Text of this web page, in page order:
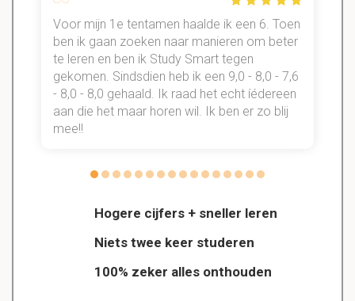
Hogere cijfers + sneller leren
Niets twee keer studeren
100% zeker alles onthouden
Voor mijn 1e tentamen haalde ik een 6. Toen
ben ik gaan zoeken naar manieren om beter
te leren en ben ik Study Smart tegen
gekomen. Sindsdien heb ik een 9,0 - 8,0 - 7,6
- 8,0 - 8,0 gehaald. Ik raad het echt íédereen
aan die het maar horen wil. Ik ben er zo blij
mee!!